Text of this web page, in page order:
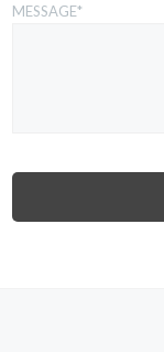
MESSAGE*